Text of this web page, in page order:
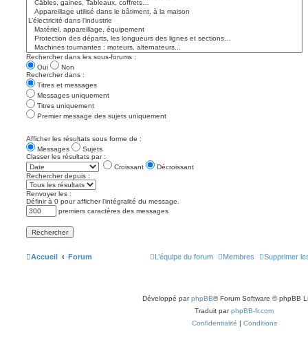
Rechercher dans les sous-forums :
Oui
Non
Rechercher dans :
Titres et messages
Messages uniquement
Titres uniquement
Premier message des sujets uniquement
Afficher les résultats sous forme de :
Messages
Sujets
Classer les résultats par :
Croissant
Décroissant
Rechercher depuis :
Renvoyer les :
Définir à 0 pour afficher l’intégralité du message.
premiers caractères des messages
Accueil Forum Supprimer
Membres
L’équipe du forum
Développé parphpBB® Forum Software © phpBB
Traduit parphpBB-fr.com
Confidentialité | Conditions